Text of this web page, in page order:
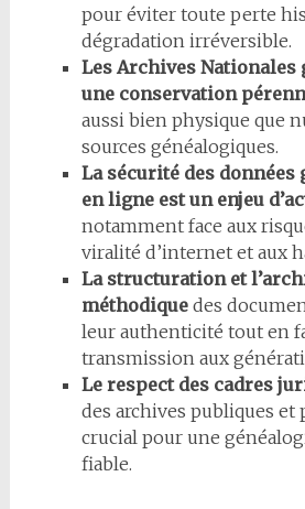
pour éviter toute perte
dégradation irréversible.
Les Archives Nationales
une conservation
aussi bien physique que
sources généalogiques.
La sécurité des données
en ligne est un enjeu
notamment face aux
viralité d’internet et aux
La structuration et
méthodiquedes
leur authenticité tout en
transmission aux
Le respect des cadres
des archives publiques et
crucial pour une
fiable.